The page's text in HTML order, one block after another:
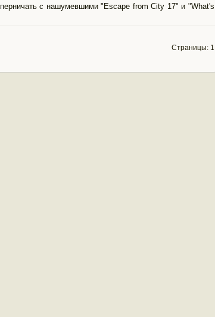
с нашумевшими "Escape from City 17" и "What's
Страницы: 1